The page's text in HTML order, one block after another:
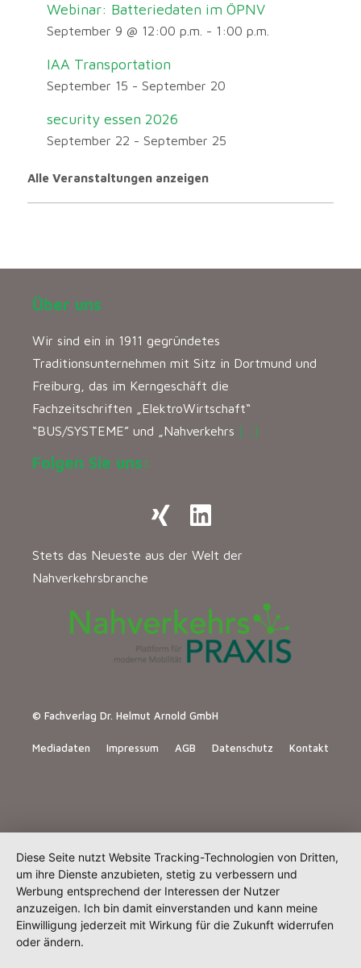
Webinar: Batteriedaten im ÖPNV
September 9 @ 12:00 p.m. - 1:00 p.m.
IAA Transportation
September 15 - September 20
security essen 2026
September 22 - September 25
Alle Veranstaltungen anzeigen
Über uns
Wir sind ein in 1911 gegründetes
Traditionsunternehmen mit Sitz in Dortmund und
Freiburg, das im Kerngeschäft die
Fachzeitschriften „ElektroWirtschaft“
“BUS/SYSTEME” und „Nahverkehrs […]
Folgen Sie uns:
Stets das Neueste aus der Welt der
Nahverkehrsbranche
© Fachverlag Dr. Helmut Arnold GmbH
Mediadaten Impressum AGB Datenschutz Kontakt
Diese Seite nutzt Website Tracking-Technologien von Dritten,
um ihre Dienste anzubieten, stetig zu verbessern und
Werbung entsprechend der Interessen der Nutzer
anzuzeigen. Ich bin damit einverstanden und kann meine
Einwilligung jederzeit mit Wirkung für die Zukunft widerrufen
oder ändern.